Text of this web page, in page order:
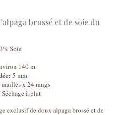
brossé et de soie du
Soie
140 m
5 mm
x 24 rangs
à plat
exclusif de doux alpaga brossé et de